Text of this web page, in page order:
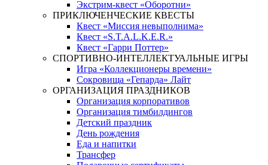
Экстрим-квест «Оборотни»
ПРИКЛЮЧЕНЧЕСКИЕ КВЕСТЫ
Квест «Миссия невыполнима»
Квест «S.T.A.L.K.E.R.»
Квест «Гарри Поттер»
СПОРТИВНО-ИНТЕЛЛЕКТУАЛЬНЫЕ ИГРЫ
Игра «Коллекционеры времени»
Сокровища «Гепарда» Лайт
ОРГАНИЗАЦИЯ ПРАЗДНИКОВ
Организация корпоративов
Организация тимбилдингов
Детский праздник
День рождения
Еда и напитки
Трансфер